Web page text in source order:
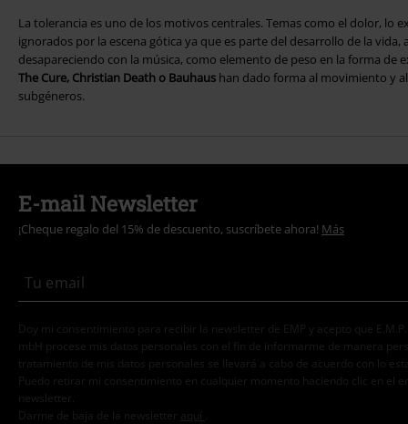
La tolerancia es uno de los motivos centrales. Temas como el dolor, lo
ignorados por la escena gótica ya que es parte del desarrollo de la vida,
desapareciendo con la música, como elemento de peso en la forma de
The Cure, Christian Death o Bauhaus han dado forma al movimiento y
subgéneros.
E-mail Newsletter
¡Cheque regalo del 15% de descuento, suscríbete ahora! Más
Doy mi consentimiento para recibir la newsletter de EMP y acepto que
mbH procese mis datos personales con el fin de informarme de manera
tratamiento de mis datos personales se llevará a cabo de acuerdo con lo
Puedo retirar mi consentimiento en cualquier momento haciendo clic en el
newsletter.
Darme de baja de la newsletter
aquí